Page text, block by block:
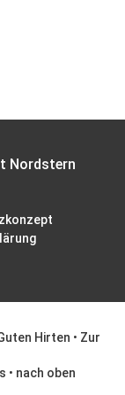
Nordstern
Hirten • Zur
• nach oben